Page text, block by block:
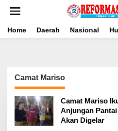
Home Daerah Nasional
Camat Mariso
Camat Mariso
Anjungan
Akan Digelar